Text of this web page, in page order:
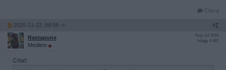
Citera
2025-11-22, 08:58 #7
Rastapunx
Medlem
Reg: Jul 2019
Inlägg: 4 482
Citat: